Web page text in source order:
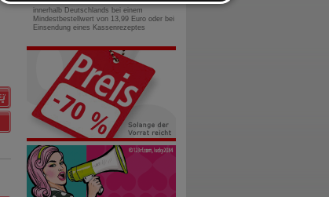
innerhalb Deutschlands bei einem
Mindestbestellwert von 13,99 Euro oder bei
Einsendung eines Kassenrezeptes